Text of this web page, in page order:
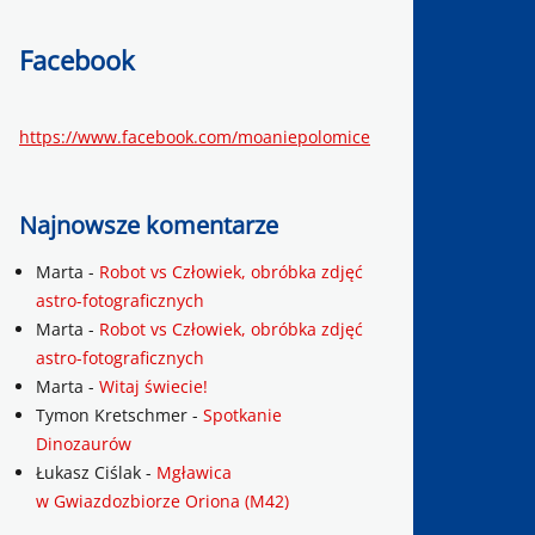
Facebook
https://www.facebook.com/moaniepolomice
Najnowsze komentarze
Marta - Robot vs Człowiek, obróbka zdjęć
astro-fotograficznych
Marta - Robot vs Człowiek, obróbka zdjęć
astro-fotograficznych
Marta - Witaj świecie!
Tymon Kretschmer - Spotkanie
Dinozaurów
Łukasz Ciślak - Mgławica
w Gwiazdozbiorze Oriona (M42)